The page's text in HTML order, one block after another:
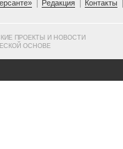
Редакция Контакты
ПРОЕКТЫ И НОВОСТИ
ОСНОВЕ